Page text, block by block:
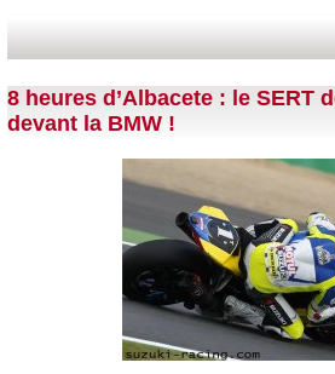
8 heures d’Albacete : le SERT
devant la BMW !